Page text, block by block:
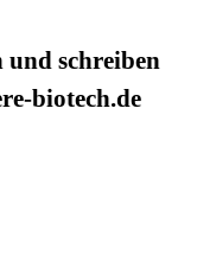
und schreiben
biotech.de